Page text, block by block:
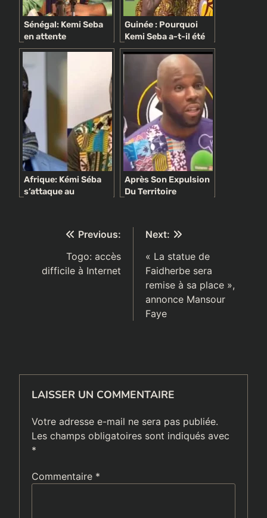
Sénégal: Kemi Seba
en attente
d’expulsion vers une
destination inconnue
Guinée : Pourquoi
Kemi Seba a-t-il été
refoulé ?
Afrique: Kémi Séba
s’attaque au
Après Son Expulsion
Du Territoire
Navigation
l’article
Previous:
Togo: accès
difficile à Internet
Next:
« La statue de
Faidherbe sera
remise à sa place »,
annonce Mansour
Faye
LAISSER UN COMMENTAIRE
Votre adresse e-mail ne sera pas publiée.
Les champs obligatoires sont indiqués avec
*
Commentaire *